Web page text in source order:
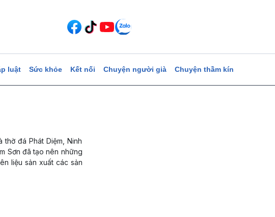
luật Sức khỏe Kết nối Chuyện người già Chuyện thầm kín
thờ đá Phát Diệm, Ninh
Sơn đã tạo nên những
liệu sản xuất các sản